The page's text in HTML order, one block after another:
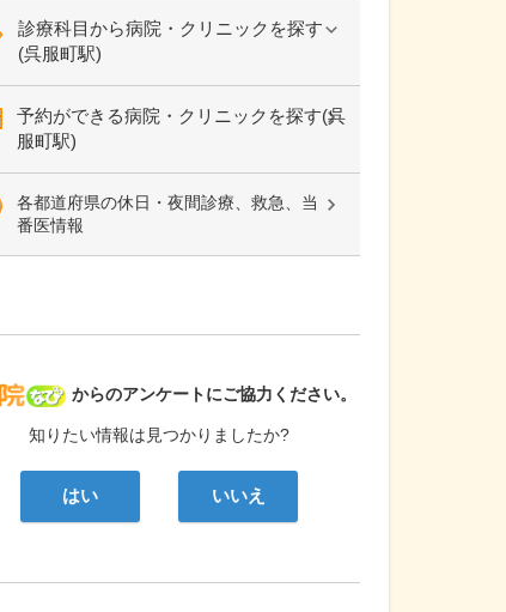
診療科目から病院・クリニックを探す
(呉服町駅)
予約ができる病院・クリニックを探す(呉
服町駅)
各都道府県の休日・夜間診療、救急、当
番医情報
病院なび
からのアンケートにご協力ください。
知りたい情報は見つかりましたか?
はい いいえ